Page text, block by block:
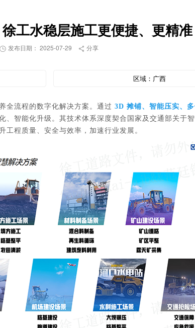
工水稳层施工更便捷、更精准
 发布日期： 2025-07-29  分享
区域： 广西
全流程的数字化解决方案。通过3D 摊铺、智能压实、
智能化升级。其技术体系深度契合国家及交通部关于
工程质量、安全与效率，加速行业发展。